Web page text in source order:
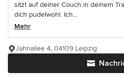
sitzt auf deiner Couch in deinem
dich pudelwohl. Ich...
Mehr
Jahnallee 4, 04109 Leipzig